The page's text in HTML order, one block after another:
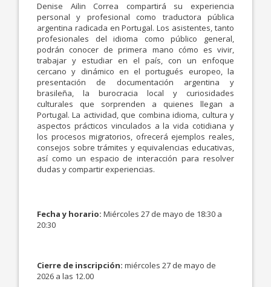
Denise Ailin Correa compartirá su experiencia
personal y profesional como traductora pública
argentina radicada en Portugal. Los asistentes, tanto
profesionales del idioma como público general,
podrán conocer de primera mano cómo es vivir,
trabajar y estudiar en el país, con un enfoque
cercano y dinámico en el portugués europeo, la
presentación de documentación argentina y
brasileña, la burocracia local y curiosidades
culturales que sorprenden a quienes llegan a
Portugal. La actividad, que combina idioma, cultura y
aspectos prácticos vinculados a la vida cotidiana y
los procesos migratorios, ofrecerá ejemplos reales,
consejos sobre trámites y equivalencias educativas,
así como un espacio de interacción para resolver
dudas y compartir experiencias.
Fecha y horario: Miércoles 27 de mayo de 18:30 a
20:30
Cierre de inscripción: miércoles 27 de mayo de
2026 a las 12.00